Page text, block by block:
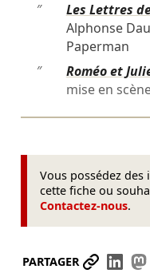
″
Les Lettres
Alphonse
Paperman
″
Roméo et
mise en
Vous possédez
cette fiche ou
Contactez-nous.
PARTAGER